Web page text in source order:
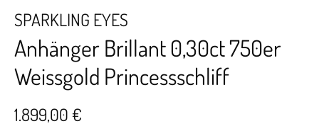
SPARKLING EYES
Anhänger Brillant 0,30ct 750er
Weissgold Princessschliff
1.899,00 €